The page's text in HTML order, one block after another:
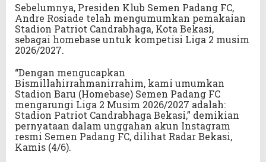
Sebelumnya, Presiden Klub Semen Padang FC,
Andre Rosiade telah mengumumkan pemakaian
Stadion Patriot Candrabhaga, Kota Bekasi,
sebagai homebase untuk kompetisi Liga 2 musim
2026/2027.
“Dengan mengucapkan
Bismillahirrahmanirrahim, kami umumkan
Stadion Baru (Homebase) Semen Padang FC
mengarungi Liga 2 Musim 2026/2027 adalah:
Stadion Patriot Candrabhaga Bekasi,” demikian
pernyataan dalam unggahan akun Instagram
resmi Semen Padang FC, dilihat Radar Bekasi,
Kamis (4/6).